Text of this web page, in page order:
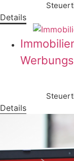
Details
Details